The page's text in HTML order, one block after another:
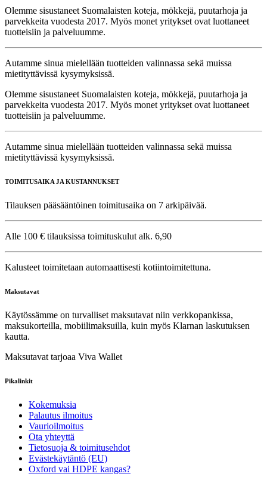
Olemme sisustaneet Suomalaisten koteja, mökkejä, puutarhoja ja
parvekkeita vuodesta 2017. Myös monet yritykset ovat luottaneet
tuotteisiin ja palveluumme.
Autamme sinua mielellään tuotteiden valinnassa sekä muissa
mietityttävissä kysymyksissä.
Olemme sisustaneet Suomalaisten koteja, mökkejä, puutarhoja ja
parvekkeita vuodesta 2017. Myös monet yritykset ovat luottaneet
tuotteisiin ja palveluumme.
Autamme sinua mielellään tuotteiden valinnassa sekä muissa
mietityttävissä kysymyksissä.
TOIMITUSAIKA JA KUSTANNUKSET
Tilauksen pääsääntöinen toimitusaika on 7 arkipäivää.
Alle 100 € tilauksissa toimituskulut alk. 6,90
Kalusteet toimitetaan automaattisesti kotiintoimitettuna.
Maksutavat
Käytössämme on turvalliset maksutavat niin verkkopankissa,
maksukorteilla, mobiilimaksuilla, kuin myös Klarnan laskutuksen
kautta.
Maksutavat tarjoaa Viva Wallet
Pikalinkit
Kokemuksia
Palautus ilmoitus
Vaurioilmoitus
Ota yhteyttä
Tietosuoja & toimitusehdot
Evästekäytäntö (EU)
Oxford vai HDPE kangas?